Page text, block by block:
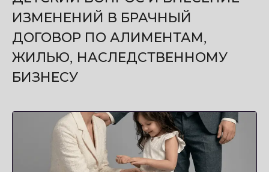
ИЗМЕНЕНИЙ В БРАЧНЫЙ
ДОГОВОР ПО АЛИМЕНТАМ,
ЖИЛЬЮ, НАСЛЕДСТВЕННОМУ
БИЗНЕСУ